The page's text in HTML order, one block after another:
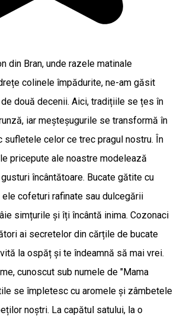
din Bran, unde razele matinale
colinele împădurite, ne-am găsit
două decenii. Aici, tradițiile se țes în
iar meșteșugurile se transformă în
celor ce trec pragul nostru. În
pricepute ale noastre modelează
încântătoare. Bucate gătite cu
cofeturi rafinate sau dulcegării
simțurile și îți încântă inima. Cozonaci
ai secretelor din cărțile de bucate
la ospăț și te îndeamnă să mai vrei.
cunoscut sub numele de "Mama
se împletesc cu aromele și zâmbetele
noștri. La capătul satului, la o